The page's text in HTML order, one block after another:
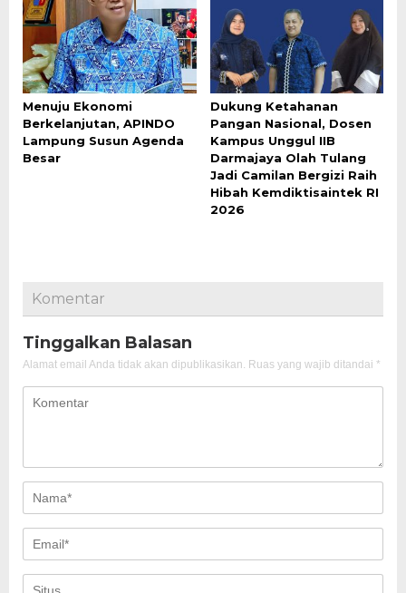
Menuju Ekonomi
Berkelanjutan, APINDO
Lampung Susun Agenda
Besar
Dukung Ketahanan
Pangan Nasional, Dosen
Kampus Unggul IIB
Darmajaya Olah Tulang
Jadi Camilan Bergizi Raih
Hibah Kemdiktisaintek RI
2026
Komentar
Tinggalkan Balasan
Alamat email Anda tidak akan dipublikasikan. Ruas yang wajib ditandai *